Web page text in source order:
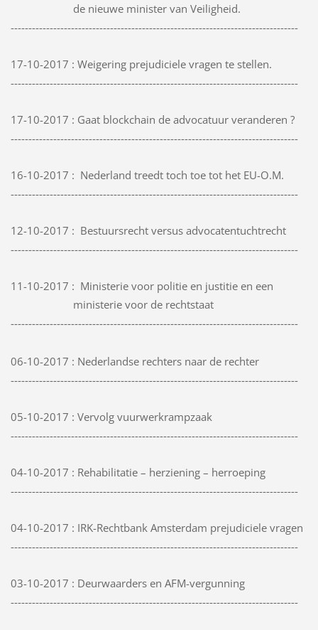
de nieuwe minister van Veiligheid.
---------------------------------------------------------------------------------
17-10-2017 : Weigering prejudiciele vragen te stellen.
---------------------------------------------------------------------------------
17-10-2017 : Gaat blockchain de advocatuur veranderen ?
---------------------------------------------------------------------------------
16-10-2017 : Nederland treedt toch toe tot het EU-O.M.
---------------------------------------------------------------------------------
12-10-2017 : Bestuursrecht versus advocatentuchtrecht
---------------------------------------------------------------------------------
11-10-2017 : Ministerie voor politie en justitie en een
ministerie voor de rechtstaat
---------------------------------------------------------------------------------
06-10-2017 : Nederlandse rechters naar de rechter
---------------------------------------------------------------------------------
05-10-2017 : Vervolg vuurwerkrampzaak
---------------------------------------------------------------------------------
04-10-2017 : Rehabilitatie – herziening – herroeping
---------------------------------------------------------------------------------
04-10-2017 : IRK-Rechtbank Amsterdam prejudiciele vragen
---------------------------------------------------------------------------------
03-10-2017 : Deurwaarders en AFM-vergunning
---------------------------------------------------------------------------------